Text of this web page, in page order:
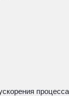
процесса